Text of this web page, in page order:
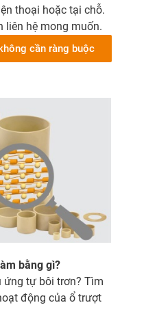
thoại hoặc tại chỗ.
liên hệ mong muốn.
cần ràng buộc
bằng gì?
tự bôi trơn? Tìm
động của ổ trượt